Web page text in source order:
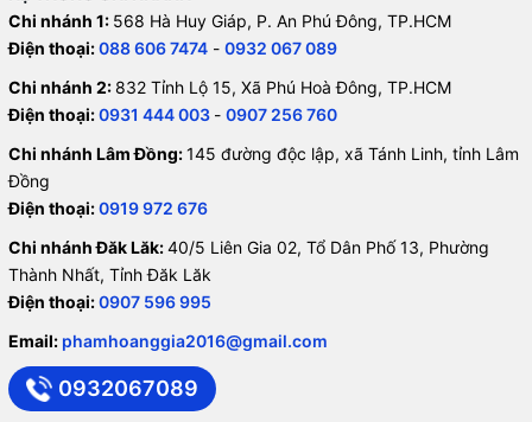
Chi nhánh 1: 568 Hà Huy Giáp, P. An Phú Đông, TP.HCM
Điện thoại:088 606 7474 - 0932 067 089
Chi nhánh 2: 832 Tỉnh Lộ 15, Xã Phú Hoà Đông, TP.HCM
Điện thoại:0931 444 003 - 0907 256 760
Chi nhánh Lâm Đồng:145 đường độc lập, xã Tánh Linh, tỉnh Lâm
Đồng
Điện thoại:0919 972 676
Chi nhánh Đăk Lăk:40/5 Liên Gia 02, Tổ Dân Phố 13, Phường
Thành Nhất, Tỉnh Đăk Lăk
Điện thoại:0907 596 995
Email: phamhoanggia2016@gmail.com
0932067089